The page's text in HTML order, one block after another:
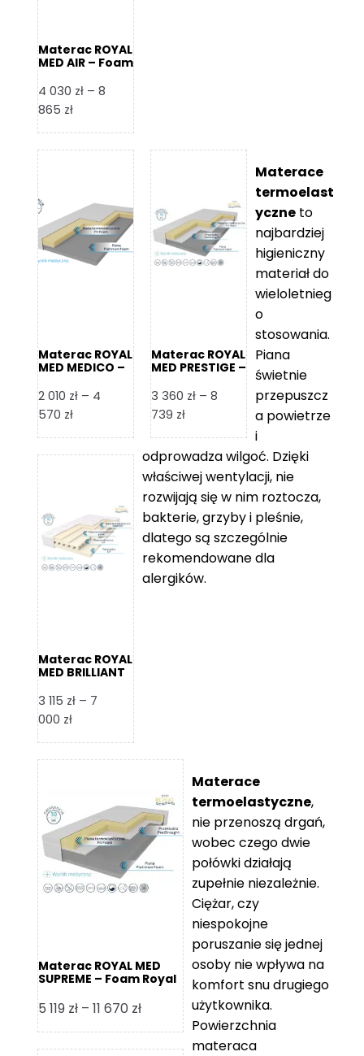
Materac ROYAL
MED AIR – Foam
4 030 zł – 8
865 złZakres
od
do
8
865 zł
Materac ROYAL
MED MEDICO –
2 010 zł – 4
570 złZakres
od
4
570 zł
Materac ROYAL
MED PRESTIGE –
3 360 zł – 8
739 złZakres
od
3
360 zł
do
8
739 zł
Materac ROYAL
MED BRILLIANT
3 115 zł – 7
000 złZakres
od
7
000 zł
Materace
termoelast
yczne to
najbardziej
higieniczny
materiał do
wieloletnieg
o
stosowania.
Piana
świetnie
przepuszcz
a powietrze
i
odprowadza wilgoć. Dzięki
właściwej wentylacji, nie
rozwijają się w nim roztocza,
bakterie, grzyby i pleśnie,
dlatego są szczególnie
rekomendowane dla
alergików.
Materac ROYAL MED
SUPREME – Foam Royal
5 119 zł – 11 670 złZakres
cen:
od
Materace
termoelastyczne,
nie przenoszą drgań,
wobec czego dwie
połówki działają
zupełnie niezależnie.
Ciężar, czy
niespokojne
poruszanie się jednej
osoby nie wpływa na
komfort snu drugiego
użytkownika.
Powierzchnia
materaca